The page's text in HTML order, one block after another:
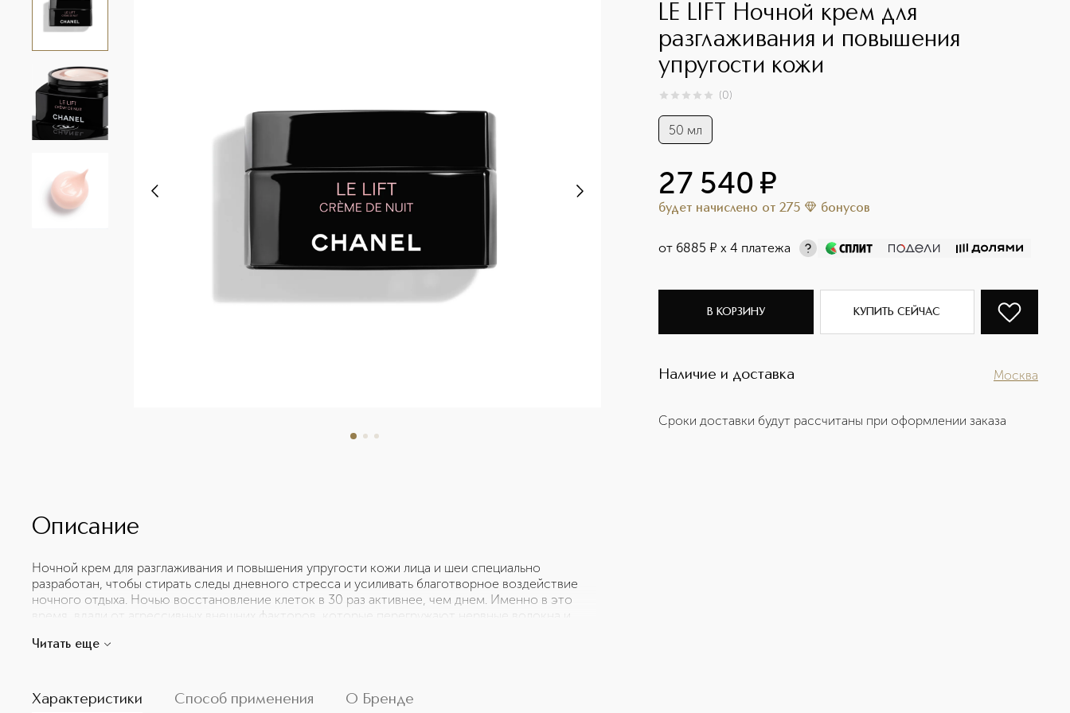
LE LIFT Ночной крем для
разглаживания и повышения
упругости кожи
0из 0 (0)
50 мл
27 540 ¤
будет начислено от 275 бонусов
от 6885 ¤ х 4 платежа
В КОРЗИНУ КУПИТЬ СЕЙЧАС
Наличие и доставка Москва
Сроки доставки будут рассчитаны при оформлении заказа
Описание
Ночной крем для разглаживания и повышения упругости кожи лица и шеи специально
разработан, чтобы стирать следы дневного стресса и усиливать благотворное воздействие
ночного отдыха. Ночью восстановление клеток в 30 раз активнее, чем днем. Именно в это
время, вдали от агрессивных внешних факторов, которые перегружают нервные волокна и
Crème de Nuit успокаивает кожу и делает клеточное обновление оптимальным. Совершенно
мягким воздействием на кожу, а также Ночной нейроактивный комплекс, чтобы каждую ночь
Читать еще
Характеристики Способ применения О Бренде